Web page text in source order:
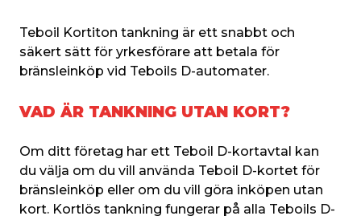
Teboil Kortiton tankning är ett snabbt och
säkert sätt för yrkesförare att betala för
bränsleinköp vid Teboils D-automater.
VAD ÄR TANKNING UTAN KORT?
Om ditt företag har ett Teboil D-kortavtal kan
du välja om du vill använda Teboil D-kortet för
bränsleinköp eller om du vill göra inköpen utan
kort. Kortlös tankning fungerar på alla Teboils D-